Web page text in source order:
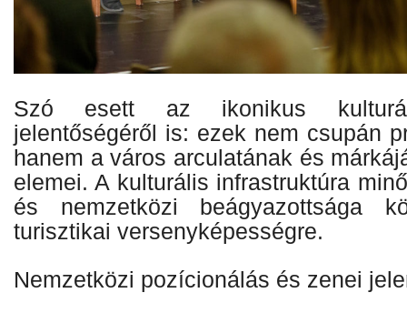
Szó esett az ikonikus
jelentőségéről is: ezek nem csupán
hanem a város arculatának és
elemei. A kulturális infrastruktúra
és nemzetközi beágyazottsága
turisztikai versenyképességre.
Nemzetközi pozícionálás és zenei